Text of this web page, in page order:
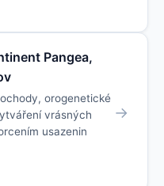
Pangea,
orogenetické
vrásných
usazenin
→